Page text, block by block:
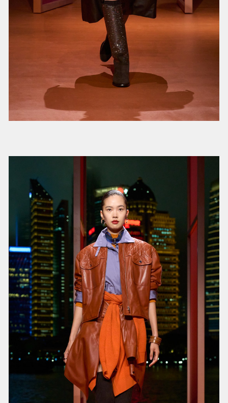
品牌经典的Kelly手袋的饰边上，也出现了编织元
素。
经典设计元素经过重塑得以新生，对抗时间的考
验。而所谓永恒，在爱马仕女装艺术总监Nadège
Vanhée看来，是韧性，是适应性，是适配任何场
景，是能跟随穿着者一生。